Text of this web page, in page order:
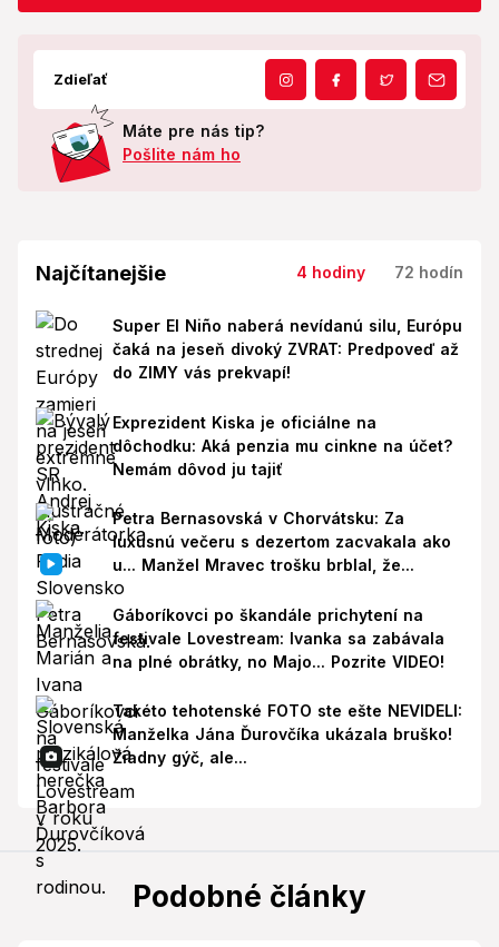
Zdieľať
Máte pre nás tip?
Pošlite nám ho
Najčítanejšie 4 hodiny 72 hodín
Super El Niño naberá nevídanú silu, Európu
čaká na jeseň divoký ZVRAT: Predpoveď až
do ZIMY vás prekvapí!
Exprezident Kiska je oficiálne na
dôchodku: Aká penzia mu cinkne na účet?
Nemám dôvod ju tajiť
Petra Bernasovská v Chorvátsku: Za
luxusnú večeru s dezertom zacvakala ako
u... Manžel Mravec trošku brblal, že...
Gáboríkovci po škandále prichytení na
festivale Lovestream: Ivanka sa zabávala
na plné obrátky, no Majo... Pozrite VIDEO!
Takéto tehotenské FOTO ste ešte NEVIDELI:
Manželka Jána Ďurovčíka ukázala bruško!
Žiadny gýč, ale...
Podobné články